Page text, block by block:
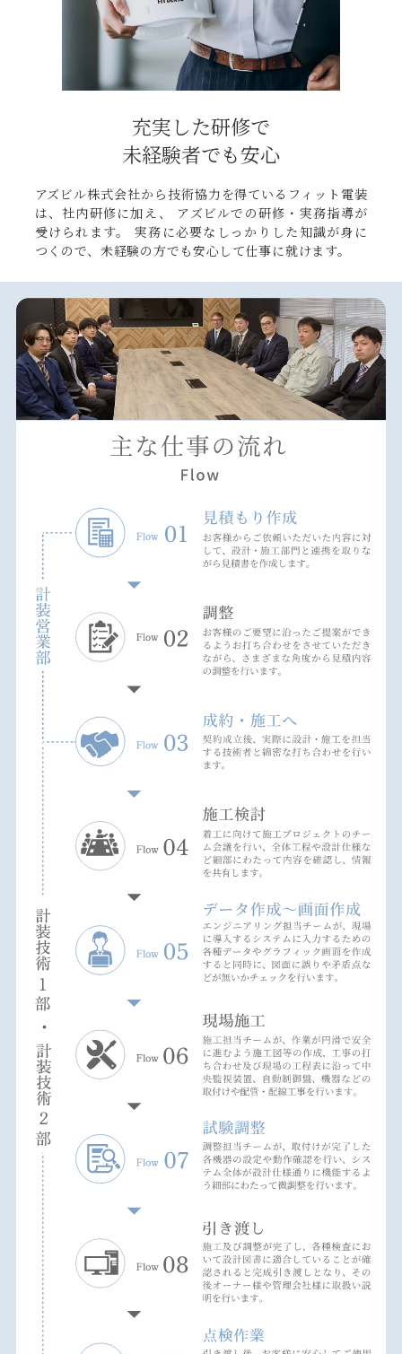
充実した研修で
未経験者でも安心
アズビル株式会社から技術協力を得ているフィット電装
は、社内研修に加え、 アズビルでの研修・実務指導が
受けられます。 実務に必要なしっかりした知識が身に
つくので、未経験の方でも安心して仕事に就けます。